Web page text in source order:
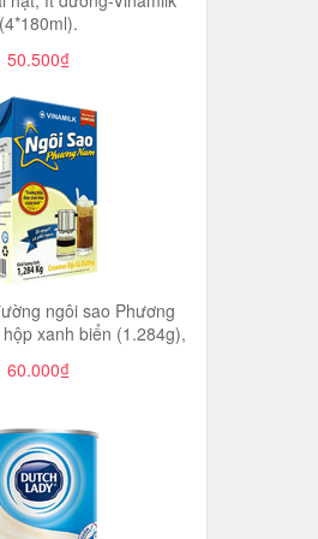
(4*180ml).
50.500₫
ngôi sao Phương
xanh biển (1.284g),
60.000₫